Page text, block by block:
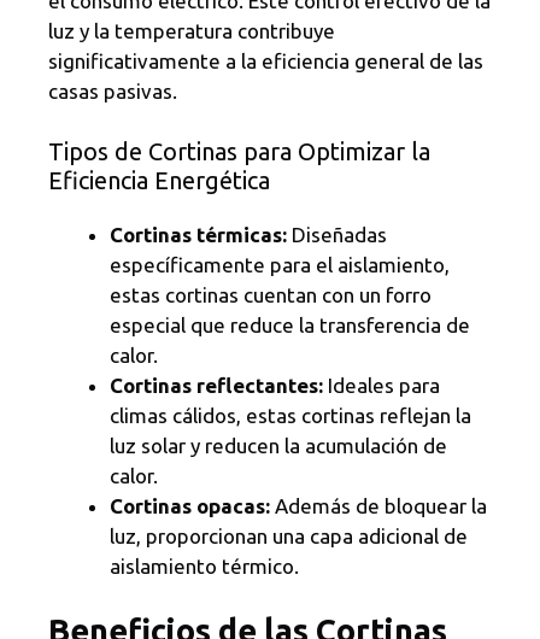
luz y la temperatura contribuye
significativamente a la eficiencia general de las
casas pasivas.
Tipos de Cortinas para Optimizar la
Eficiencia Energética
Cortinas térmicas: Diseñadas
específicamente para el aislamiento,
estas cortinas cuentan con un forro
especial que reduce la transferencia de
calor.
Cortinas reflectantes: Ideales para
climas cálidos, estas cortinas reflejan la
luz solar y reducen la acumulación de
calor.
Cortinas opacas: Además de bloquear la
luz, proporcionan una capa adicional de
aislamiento térmico.
Beneficios de las Cortinas